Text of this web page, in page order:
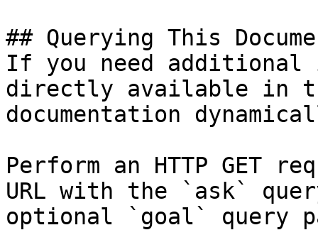
## Querying This
If you need
directly available in
documentation
Perform an HTTP GET
URL with the `ask`
optional `goal` query